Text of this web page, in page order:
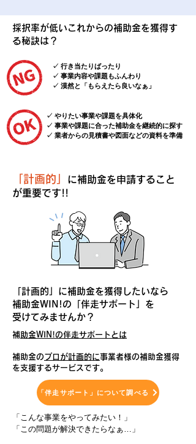
採択率が低いこれからの補助金を獲得す
る秘訣は？
✓ 行き当たりばったり
✓ 事業内容や課題もふんわり
✓ 漠然と「もらえたら良いなぁ」
✓ やりたい事業や課題を具体化
✓ 事業や課題に合った補助金を継続的に探す
✓ 業者からの見積書や図面などの資料を準備
「計画的」
に補助金を申請すること
が重要です!!
「計画的」に補助金を獲得したいなら
補助金WIN!の「伴走サポート」を
受けてみませんか？
​補助金WIN!の伴走サポートとは
補助金のプロが計画的に事業者様の補助金獲得
を支援するサービスです。
「伴走サポート」について調べる
「こんな事業をやってみたい！」
「この問題が解決できたらなぁ…」